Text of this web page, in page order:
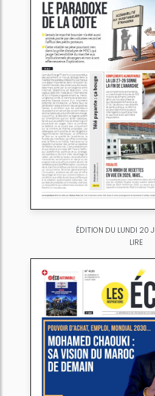
ÉDITION DU LUNDI 20
LIRE